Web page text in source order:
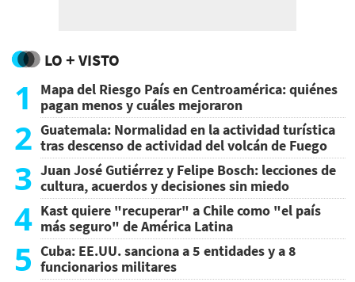
LO + VISTO
1
Mapa del Riesgo País en Centroamérica: quiénes
pagan menos y cuáles mejoraron
2 Guatemala: Normalidad en la actividad turística
tras descenso de actividad del volcán de Fuego
3 Juan José Gutiérrez y Felipe Bosch: lecciones de
cultura, acuerdos y decisiones sin miedo
4 Kast quiere "recuperar" a Chile como "el país
más seguro" de América Latina
5 Cuba: EE.UU. sanciona a 5 entidades y a 8
funcionarios militares